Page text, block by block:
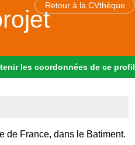
Retour à la CVthèque
les coordonnées de ce profil
de France, dans le Batiment.